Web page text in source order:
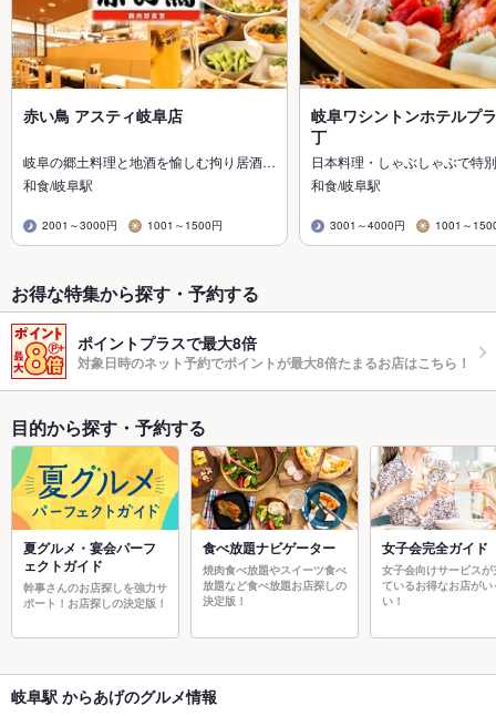
赤い鳥 アスティ岐阜店
岐阜の郷土料理と地酒を愉しむ拘り居酒…
和食/岐阜駅
2001～3000円 1001～1500円
岐阜ワシントンホテルプ
丁
日本料理・しゃぶしゃぶで特
和食/岐阜駅
3001～4000円 1001～
お得な特集から探す・予約する
ポイントプラスで最大8倍
対象日時のネット予約でポイントが最大8倍たまるお店はこちら！
目的から探す・予約する
夏グルメ・宴会パーフ
ェクトガイド
幹事さんのお店探しを強力サ
ポート！お店探しの決定版！
食べ放題ナビゲーター
焼肉食べ放題やスイーツ食べ
放題など食べ放題お店探しの
決定版！
女子会完全ガイド
女子会向けサービスが
ているお得なお店がい
い！
岐阜駅 からあげのグルメ情報